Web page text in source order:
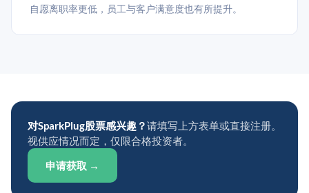
自愿离职率更低，员工与客户满意度也有所提升。
对SparkPlug股票感兴趣？请填写上方表单或直接注册。
视供应情况而定，仅限合格投资者。
申请获取 →